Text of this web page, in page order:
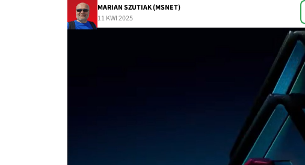
MARIAN SZUTIAK (MSNET)
11 KWI 2025